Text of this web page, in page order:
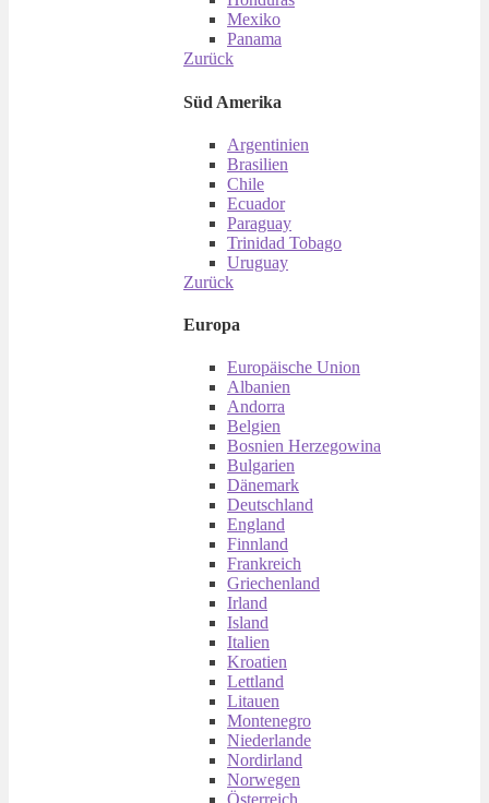
Mexiko
Panama
Zurück
Süd Amerika
Argentinien
Brasilien
Chile
Ecuador
Paraguay
Trinidad Tobago
Uruguay
Zurück
Europa
Europäische Union
Albanien
Andorra
Belgien
Bosnien Herzegowina
Bulgarien
Dänemark
Deutschland
England
Finnland
Frankreich
Griechenland
Irland
Island
Italien
Kroatien
Lettland
Litauen
Montenegro
Niederlande
Nordirland
Norwegen